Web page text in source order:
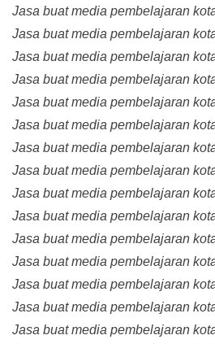
Jasa buat media pembelajaran
Jasa buat media pembelajaran
Jasa buat media pembelajaran
Jasa buat media pembelajaran
Jasa buat media pembelajaran
Jasa buat media pembelajaran
Jasa buat media pembelajaran
Jasa buat media pembelajaran
Jasa buat media pembelajaran
Jasa buat media pembelajaran
Jasa buat media pembelajaran
Jasa buat media pembelajaran
Jasa buat media pembelajaran
Jasa buat media pembelajaran
Jasa buat media pembelajaran